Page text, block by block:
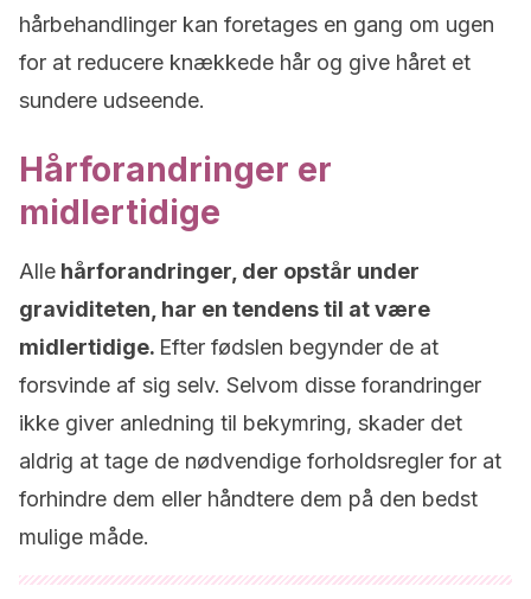
hårbehandlinger kan foretages en gang om ugen
for at reducere knækkede hår og give håret et
sundere udseende.
Hårforandringer er
midlertidige
Alle hårforandringer, der opstår under
graviditeten, har en tendens til at være
midlertidige. Efter fødslen begynder de at
forsvinde af sig selv. Selvom disse forandringer
ikke giver anledning til bekymring, skader det
aldrig at tage de nødvendige forholdsregler for at
forhindre dem eller håndtere dem på den bedst
mulige måde.